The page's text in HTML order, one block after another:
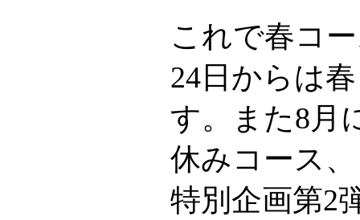
これで春コ
24日からは
す。また8月
休みコース
特別企画第2